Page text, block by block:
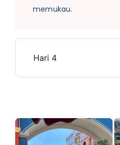
memukau.
Hari 4